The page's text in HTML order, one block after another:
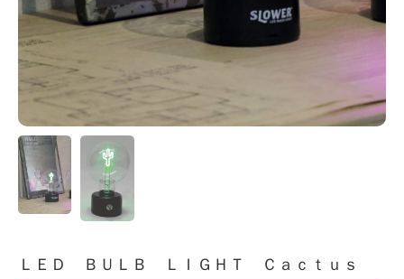
ＬＥＤ ＢＵＬＢ ＬＩＧＨＴ Ｃａｃｔｕｓ